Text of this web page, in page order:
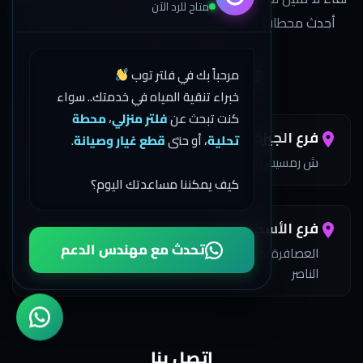
أحدث محطات التحلية والفلاتر المنزلية لضمان صحة عائلتك.
تقدر تزورنا في فروعنا
فرع الجيزة
ش رمسيس أمام المغسلة الفرنسية خلف بي تك الدور الأول
فرع الأسكندرية
العصافرة بحري 3 مستشفى السبع متفرع من جمال عبد
الناصر
متاح للرد الآن
مرحباً بك في فلتر توب
خبراء تنقية المياه في خدمتك.. سواء
كنت تبحث عنفلتر منزلي،محطة
تحلية، أو حتىقطع غيار وصيانة.
كيف يمكننا مساعدتك اليوم؟
تحدث مع مهندس الدعم